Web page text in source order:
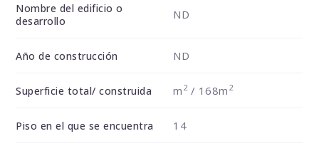
Nombre del edificio o
desarrollo
ND
Año de construcción ND
Superficie total/ construida m 2/ 168m 2
Piso en el que se encuentra 14